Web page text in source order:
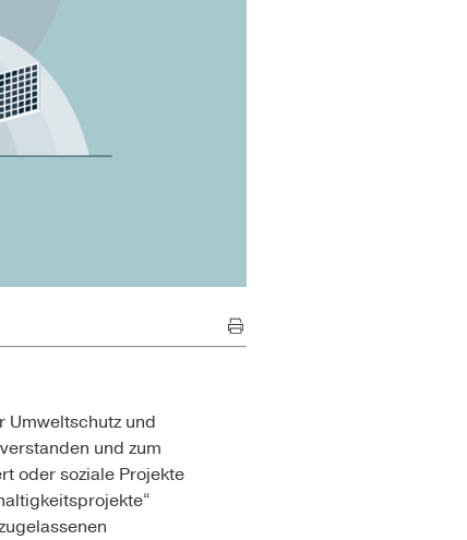
Umweltschutz und
und zum
oder soziale Projekte